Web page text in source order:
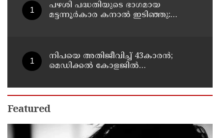
പഴശി പദ്ധതിയുടെ ഭാഗമായ
മട്ടന്നൂർകാര കനാൽ ഇടിഞ്ഞു:
നിപയെ അതിജീവിച്ച് 43കാരന്‍;
മെഡിക്കല്‍ കോളജില്‍
സ്വദേശി വീട്ടിലേക്ക് മടങ്ങി
Featured